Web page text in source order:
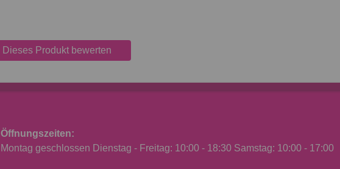
Dieses Produkt bewerten
Öffnungszeiten:
Montag geschlossen Dienstag - Freitag: 10:00 - 18:30 Samstag: 10:00 - 17:00